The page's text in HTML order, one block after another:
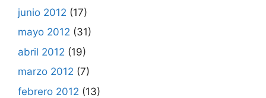
junio 2012 (17)
mayo 2012 (31)
abril 2012 (19)
marzo 2012 (7)
febrero 2012 (13)